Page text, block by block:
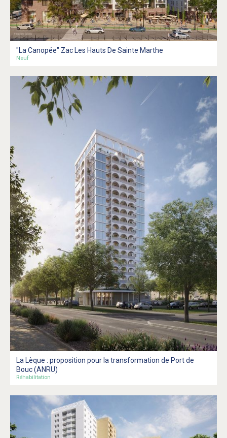
"La Canopée" Zac Les Hauts De Sainte Marthe
Neuf
La Lèque : proposition pour la transformation de Port de
Bouc (ANRU)
Réhabilitation